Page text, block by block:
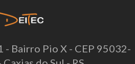
- Bairro Pio X - CEP 95032-